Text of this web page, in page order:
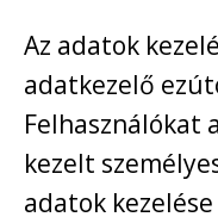
Az adatok
adatkezelő
Felhasználókat
kezelt
adatok